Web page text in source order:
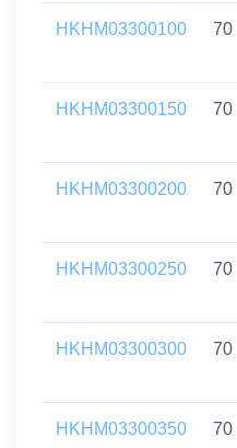
HKHM03300100 70
HKHM03300150 70
HKHM03300200 70
HKHM03300250 70
HKHM03300300 70
HKHM03300350 70